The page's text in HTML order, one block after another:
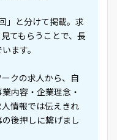
」と分けて掲載。求
てもらうことで、長
ます。
クの求人から、自
内容・企業理念・
情報では伝えきれ
後押しに繋げまし